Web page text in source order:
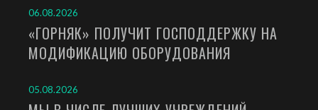
06.08.2026
«ГОРНЯК» ПОЛУЧИТ ГОСПОДДЕРЖКУ НА
МОДИФИКАЦИЮ ОБОРУДОВАНИЯ
05.08.2026